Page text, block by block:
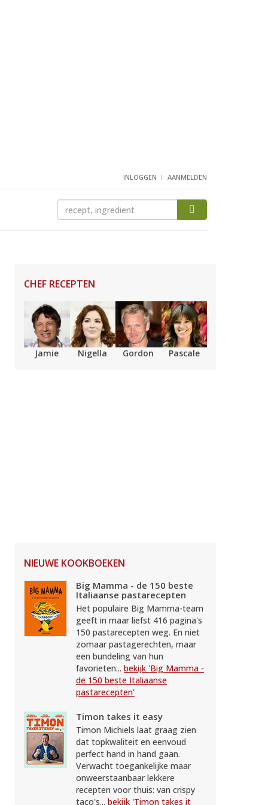
INLOGGEN AANMELDEN
CHEF RECEPTEN
Jamie Nigella Gordon Pascale
NIEUWE KOOKBOEKEN
Big Mamma - de 150 beste
Italiaanse pastarecepten
Het populaire Big Mamma-team
geeft in maar liefst 416 pagina's
150 pastarecepten weg. En niet
zomaar pastagerechten, maar
een bundeling van hun
favorieten... bekijk 'Big Mamma -
de 150 beste Italiaanse
pastarecepten'
Timon takes it easy
Timon Michiels laat graag zien
dat topkwaliteit en eenvoud
perfect hand in hand gaan.
Verwacht toegankelijke maar
onweerstaanbaar lekkere
recepten voor thuis: van crispy
taco's... bekijk 'Timon takes it